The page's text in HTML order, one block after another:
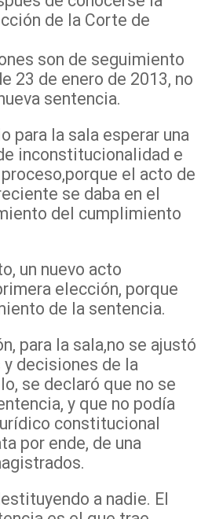
de la Corte de
son de seguimiento
23 de enero de 2013, no
sentencia.
para la sala esperar una
inconstitucionalidad e
el acto de
se daba en el
del cumplimiento
un nuevo acto
elección, porque
de la sentencia.
para la sala,no se ajustó
decisiones de la
se declaró que no se
y que no podía
constitucional
por ende, de una
a nadie. El